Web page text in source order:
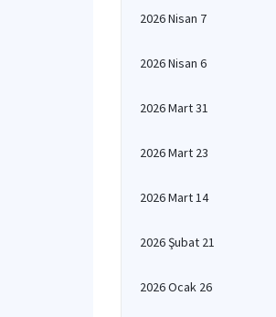
2026 Nisan 7
2026 Nisan 6
2026 Mart 31
2026 Mart 23
2026 Mart 14
2026 Şubat 21
2026 Ocak 26